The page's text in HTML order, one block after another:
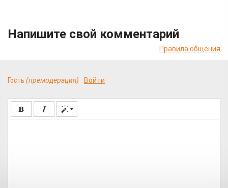
Напишите свой комментарий
Правила общения
Гость (премодерация) Войти